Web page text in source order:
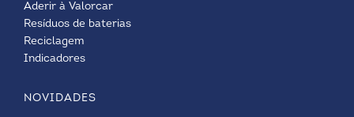
Aderir à Valorcar
Resíduos de baterias
Reciclagem
Indicadores
NOVIDADES